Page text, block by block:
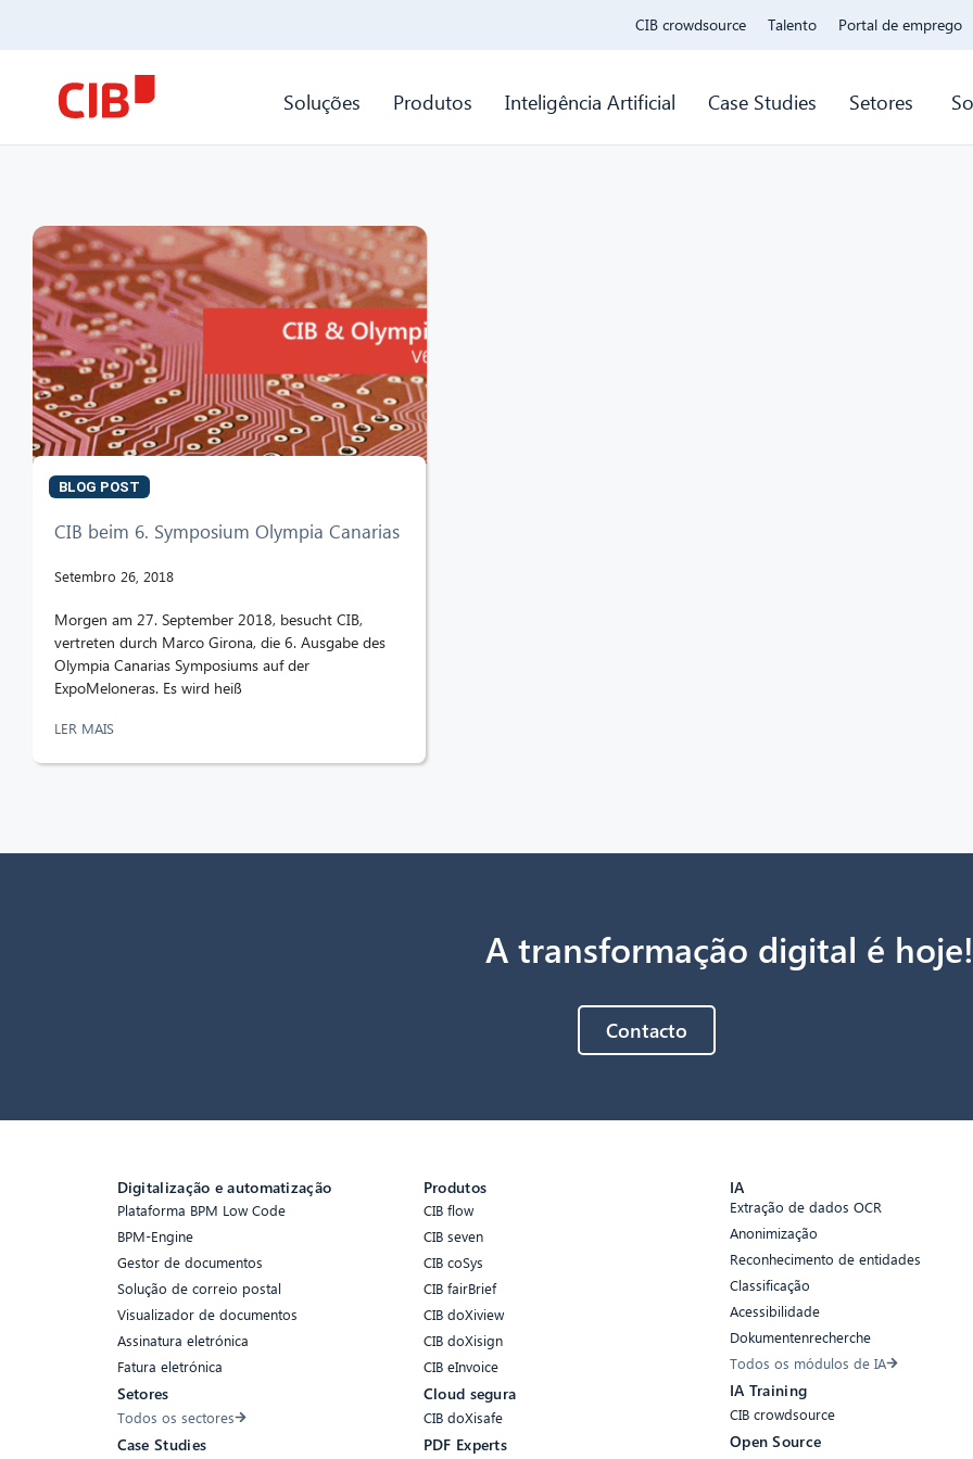
CIB crowdsource Talento Portal de emprego
Soluções Produtos Inteligência Artificial Case Studies Setores
BLOG POST
CIB beim 6. Symposium Olympia Canarias
Setembro 26, 2018
Morgen am 27. September 2018, besucht CIB,
vertreten durch Marco Girona, die 6. Ausgabe des
Olympia Canarias Symposiums auf der
ExpoMeloneras. Es wird heiß
LER MAIS
A transformação digital é hoje!
Contacto
Digitalização e automatização
Plataforma BPM Low Code
BPM-Engine
Gestor de documentos
Solução de correio postal
Visualizador de documentos
Assinatura eletrónica
Fatura eletrónica
Setores
Todos os sectores
Case Studies
Produtos
CIB flow
CIB seven
CIB coSys
CIB fairBrief
CIB doXiview
CIB doXisign
CIB eInvoice
Cloud segura
CIB doXisafe
PDF Experts
IA
Extração de dados OCR
Anonimização
Reconhecimento de entidades
Classificação
Acessibilidade
Dokumentenrecherche
Todos os módulos de IA
IA Training
CIB crowdsource
Open Source